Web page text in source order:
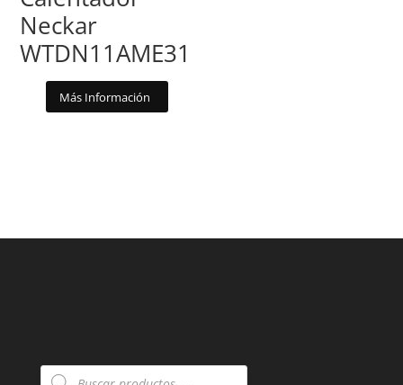
Neckar
WTDN11AME31
Más Información
Búsqueda